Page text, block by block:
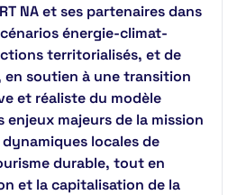
NA et ses partenaires dans
énergie-climat-
territorialisés, et de
en soutien à une transition
et réaliste du modèle
enjeux majeurs de la mission
locales de
durable, tout en
et la capitalisation de la